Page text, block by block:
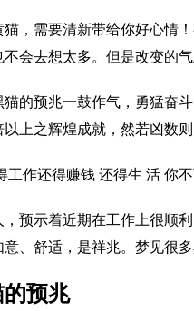
，需要清新带给你好心情
会去想太多。但是改变的
的预兆一鼓作气，勇猛奋
上之辉煌成就，然若凶数
工作还得赚钱 还得生 活 你
预示着近期在工作上很顺
、舒适，是祥兆。梦见很
预兆